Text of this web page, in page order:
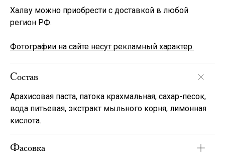
Халву можно приобрести с доставкой в любой
регион РФ.
Фотографии на сайте несут рекламный характер.
Состав
Арахисовая паста, патока крахмальная, сахар-песок,
вода питьевая, экстракт мыльного корня, лимонная
кислота.
Фасовка